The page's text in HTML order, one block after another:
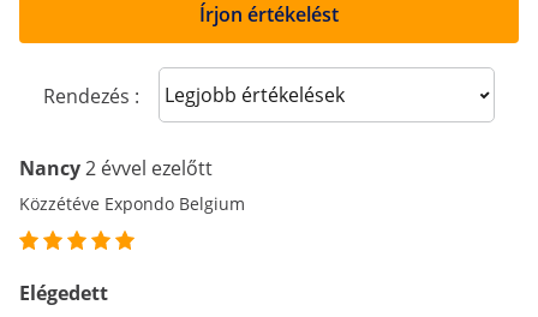
Írjon értékelést
Rendezés : Sort reviews
Nancy2 évvel ezelőtt
Közzétéve Expondo Belgium
Elégedett